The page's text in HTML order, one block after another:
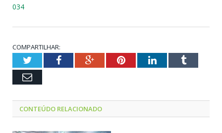
034
COMPARTILHAR:
TwitterFacebookGoogle+PinterestLinkedInTumblr
Email
CONTEÚDO RELACIONADO